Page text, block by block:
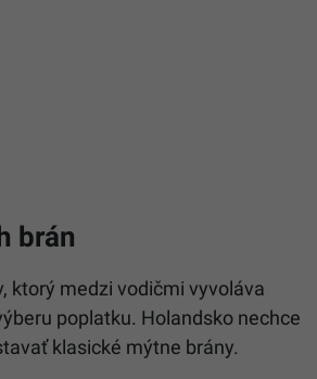
brán
ktorý medzi vodičmi vyvoláva
poplatku. Holandsko nechce
klasické mýtne brány.